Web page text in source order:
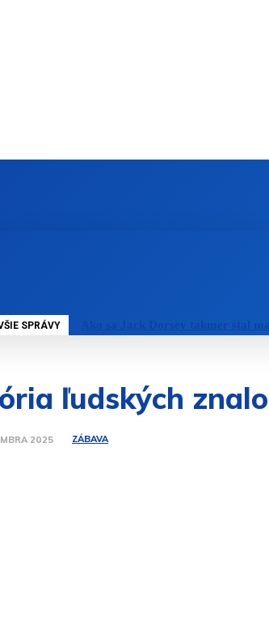
SPRÁVY Ako sa Jack Dorsey takmer stal
ľudských
2025 ZÁBAVA